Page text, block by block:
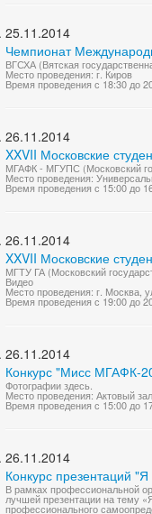
25.11.2014
Чемпионат
ВГСХА (Вятская
Место проведения: г. Киров
Время проведения с 18:30 до
26.11.2014
XXVII Московские
МГАФК - МГУПС (Московский
Место проведения:
Время проведения с 15:00 до
26.11.2014
XXVII Московские
МГТУ ГА (Московский
Видео
Место проведения: г. Москва,
Время проведения с 19:00 до
26.11.2014
Конкурс "Мисс МГАФК-
Фотографии здесь.
Место проведения: Актовый
Время проведения с 15:00 до
26.11.2014
Конкурс презентаций
В рамках профессиональной
лучшей презентации на тему
профессионального